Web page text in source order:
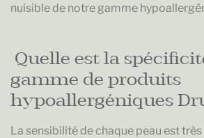
nuisible de notre gamme
Quelle est la
gamme de produits
hypoallergéniques
La sensibilité de chaque peau est